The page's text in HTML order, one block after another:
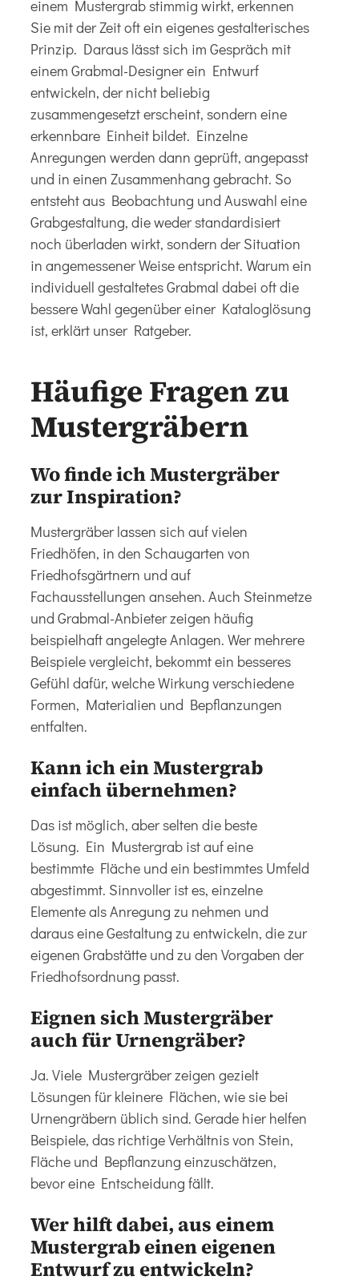
einem Mustergrab stimmig wirkt, erkennen
Sie mit der Zeit oft ein eigenes gestalterisches
Prinzip. Daraus lässt sich im Gespräch mit
einem Grabmal-Designer ein Entwurf
entwickeln, der nicht beliebig
zusammengesetzt erscheint, sondern eine
erkennbare Einheit bildet. Einzelne
Anregungen werden dann geprüft, angepasst
und in einen Zusammenhang gebracht. So
entsteht aus Beobachtung und Auswahl eine
Grabgestaltung, die weder standardisiert
noch überladen wirkt, sondern der Situation
in angemessener Weise entspricht. Warum ein
individuell gestaltetes Grabmal dabei oft die
bessere Wahl gegenüber einer Kataloglösung
ist, erklärt unser Ratgeber.
Häufige Fragen zu
Mustergräbern
Wo finde ich Mustergräber
zur Inspiration?
Mustergräber lassen sich auf vielen
Friedhöfen, in den Schaugarten von
Friedhofsgärtnern und auf
Fachausstellungen ansehen. Auch Steinmetze
und Grabmal-Anbieter zeigen häufig
beispielhaft angelegte Anlagen. Wer mehrere
Beispiele vergleicht, bekommt ein besseres
Gefühl dafür, welche Wirkung verschiedene
Formen, Materialien und Bepflanzungen
entfalten.
Kann ich ein Mustergrab
einfach übernehmen?
Das ist möglich, aber selten die beste
Lösung. Ein Mustergrab ist auf eine
bestimmte Fläche und ein bestimmtes Umfeld
abgestimmt. Sinnvoller ist es, einzelne
Elemente als Anregung zu nehmen und
daraus eine Gestaltung zu entwickeln, die zur
eigenen Grabstätte und zu den Vorgaben der
Friedhofsordnung passt.
Eignen sich Mustergräber
auch für Urnengräber?
Ja. Viele Mustergräber zeigen gezielt
Lösungen für kleinere Flächen, wie sie bei
Urnengräbern üblich sind. Gerade hier helfen
Beispiele, das richtige Verhältnis von Stein,
Fläche und Bepflanzung einzuschätzen,
bevor eine Entscheidung fällt.
Wer hilft dabei, aus einem
Mustergrab einen eigenen
Entwurf zu entwickeln?